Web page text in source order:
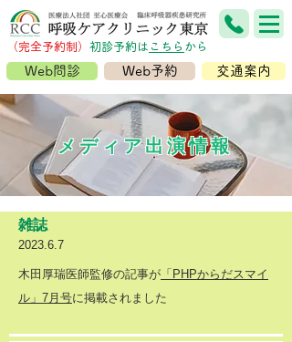
（完全予約制） ​初診予約は こちら から
Web問診 Web予約 交通案内
メディア出演情報
​雑誌
2023.6.7
木田厚瑞医師監修の記事が 「PHPからだスマイ
ル」7月号に掲載されました